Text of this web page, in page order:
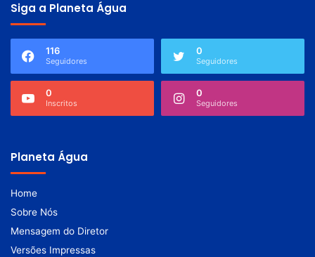
Siga a Planeta Água
116
Seguidores
0
Seguidores
0
Inscritos
0
Seguidores
Planeta Água
Home
Sobre Nós
Mensagem do Diretor
Versões Impressas